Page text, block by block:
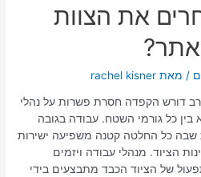
את הצוות
/ מאתrachel kisner
רב דורש הקפדה חסרת פשרות על נהלי
בין כל גורמי השטח. עבודה בגובה
שבה כל החלטה קטנה משפיעה ישירות
הציוד. מנהלי עבודה ויזמים
של הציוד הכבד מתבצעים בידי